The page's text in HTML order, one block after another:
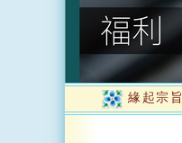
緣起宗旨